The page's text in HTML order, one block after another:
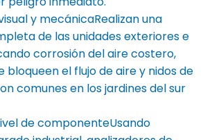
y mecánicaRealizan una
de las unidades exteriores e
corrosión del aire costero,
bloqueen el flujo de aire y nidos de
comunes en los jardines del sur
de componenteUsando